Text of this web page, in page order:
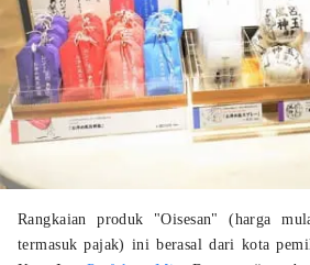
Rangkaian produk "Oisesan" (harga
termasuk pajak) ini berasal dari kota